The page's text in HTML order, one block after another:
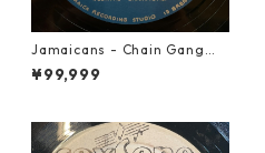
Jamaicans - Chain Gang【7
-21911】
¥99,999